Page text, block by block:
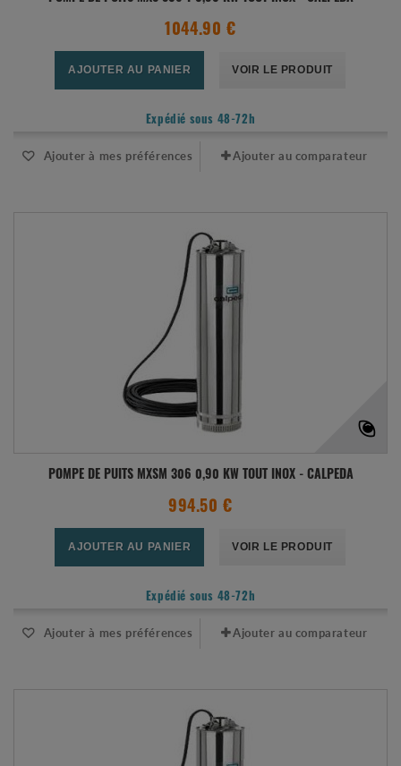
1044.90 €
AJOUTER AU PANIER VOIR LE PRODUIT
Expédié sous 48-72h
Ajouter à mes préférences Ajouter au comparateur
POMPE DE PUITS MXSM 306 0,90 KW TOUT INOX - CALPEDA
994.50 €
AJOUTER AU PANIER VOIR LE PRODUIT
Expédié sous 48-72h
Ajouter à mes préférences Ajouter au comparateur